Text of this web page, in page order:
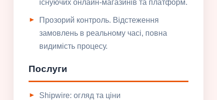
існуючих онлайн-магазинів та платформ.
Прозорий контроль. Відстеження
замовлень в реальному часі, повна
видимість процесу.
Послуги
Shipwire: огляд та ціни